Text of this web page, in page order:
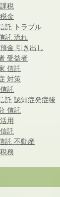
税
金
託 トラブル
託 流れ
金 引き出し
受益者
信託
対策
託
託 認知症発症後
信託
用
託
託 不動産
務